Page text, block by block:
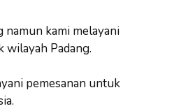
namun kami melayani
wilayah Padang.
pemesanan untuk